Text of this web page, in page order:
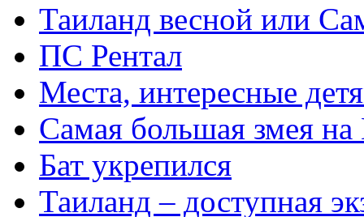
Таиланд весной или
ПС Рентал
Места, интересные
Самая большая змея на
Бат укрепился
Таиланд – доступная